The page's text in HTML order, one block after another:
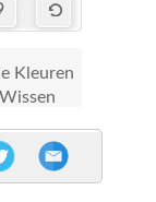
Kleuren
Wissen